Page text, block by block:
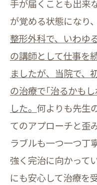
手が届くことも出来
が覚める状態になり
整形外科で、いわゆ
の講師として仕事を
ましたが、当院で、
の治療で｢治るかも
した。 何よりも先生
てのアプローチと歪
ラブルも一つ一つ丁
強く完治に向かって
にも安心して治療を